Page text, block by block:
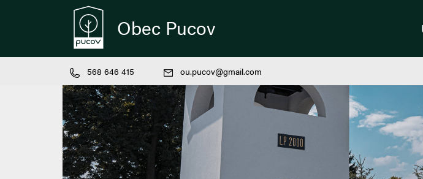
Obec Pucov
568 646 415 ou.pucov@gmail.com